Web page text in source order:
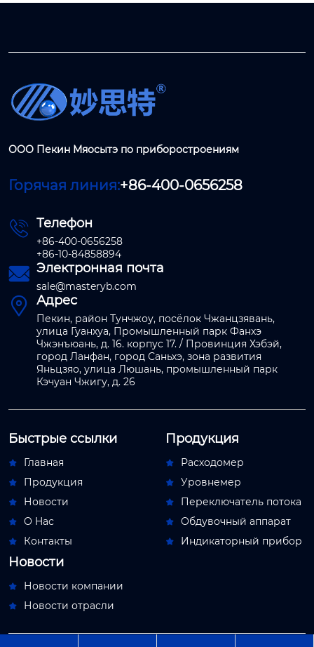
ООО Пекин Мяосытэ по приборостроениям
Горячая линия:+86-400-0656258
 Телефон
+86-400-0656258
+86-10-84858894
 Электронная почта
sale@masteryb.com
 Адрес
Пекин, район Тунчжоу, посёлок Чжанцзявань,
улица Гуанхуа, Промышленный парк Фанхэ
Чжэнъюань, д. 16. корпус 17. / Провинция Хэбэй,
город Ланфан, город Саньхэ, зона развития
Яньцзяо, улица Люшань, промышленный парк
Кэчуан Чжигу, д. 26
Быстрые ссылки
 Главная
 Продукция
 Новости
 О Hас
 Контакты
Продукция
 Расходомер
 Уровнемер
 Переключатель потока
 Обдувочный аппарат
 Индикаторный прибор
Новости
 Новости компании
 Новости отрасли